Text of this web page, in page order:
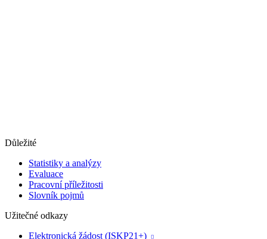
Důležité
Statistiky a analýzy
Evaluace
Pracovní příležitosti
Slovník pojmů
Užitečné odkazy
Elektronická žádost (ISKP21+)
